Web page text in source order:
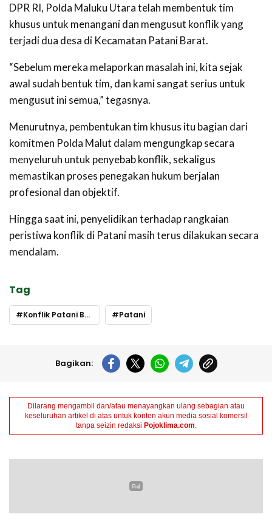
DPR RI, Polda Maluku Utara telah membentuk tim
khusus untuk menangani dan mengusut konflik yang
terjadi dua desa di Kecamatan Patani Barat.
“Sebelum mereka melaporkan masalah ini, kita sejak
awal sudah bentuk tim, dan kami sangat serius untuk
mengusut ini semua,” tegasnya.
Menurutnya, pembentukan tim khusus itu bagian dari
komitmen Polda Malut dalam mengungkap secara
menyeluruh untuk penyebab konflik, sekaligus
memastikan proses penegakan hukum berjalan
profesional dan objektif.
Hingga saat ini, penyelidikan terhadap rangkaian
peristiwa konflik di Patani masih terus dilakukan secara
mendalam.
Tag
Konflik Patani Barat Patani
Bagikan:
Dilarang mengambil dan/atau menayangkan ulang sebagian atau
keseluruhan artikel di atas untuk konten akun media sosial komersil
tanpa seizin redaksi Pojoklima.com.